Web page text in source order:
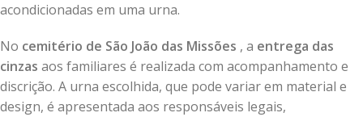
acondicionadas em uma urna.
No cemitério de São João das Missões , a entrega das
cinzas aos familiares é realizada com acompanhamento e
discrição. A urna escolhida, que pode variar em material e
design, é apresentada aos responsáveis legais,